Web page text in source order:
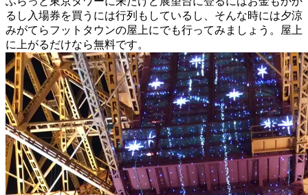
るし入場券を買うには行列もしているし、そんな時には夕涼
みがてらフットタウンの屋上にでも行ってみましょう。屋上
に上がるだけなら無料です。